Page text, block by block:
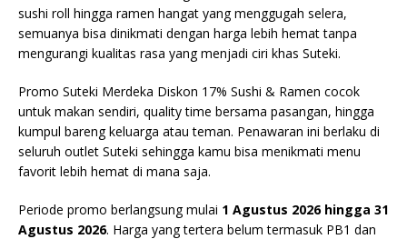
sushi roll hingga ramen hangat yang menggugah selera,
semuanya bisa dinikmati dengan harga lebih hemat tanpa
mengurangi kualitas rasa yang menjadi ciri khas Suteki.
Promo Suteki Merdeka Diskon 17% Sushi & Ramen cocok
untuk makan sendiri, quality time bersama pasangan, hingga
kumpul bareng keluarga atau teman. Penawaran ini berlaku di
seluruh outlet Suteki sehingga kamu bisa menikmati menu
favorit lebih hemat di mana saja.
Periode promo berlangsung mulai 1 Agustus 2026 hingga 31
Agustus 2026. Harga yang tertera belum termasuk PB1 dan